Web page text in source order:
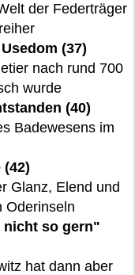
der Federträger
(37)
nach rund 700
wurde
(40)
Badewesens im
Glanz, Elend und
Oderinseln
nicht so gern"
hat dann aber